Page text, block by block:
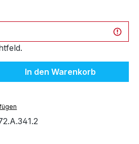
Gib den
In den Warenkorb